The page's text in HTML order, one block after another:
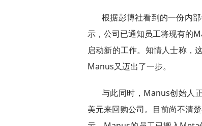
根据彭博社看到的一份内
示，公司已通知员工将现有的
启动新的工作。知情人士称，
Manus又迈出了一步。
与此同时，Manus创始人
美元来回购公司。目前尚不清